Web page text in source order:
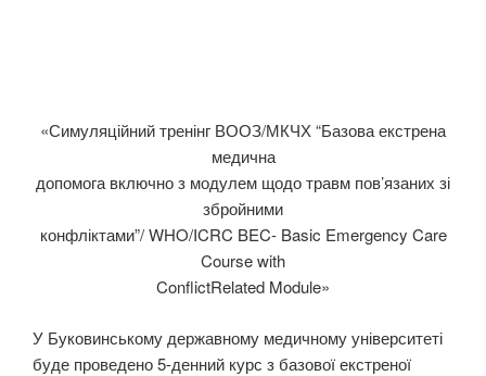
«Симуляційний тренінг ВООЗ/МКЧХ “Базова екстрена
медична
допомога включно з модулем щодо травм пов’язаних зі
збройними
конфліктами”/ WHO/ICRC BEC- Basic Emergency Care
Course with
ConflictRelated Module»
У Буковинському державному медичному університеті
буде проведено 5-денний курс з базової екстреної